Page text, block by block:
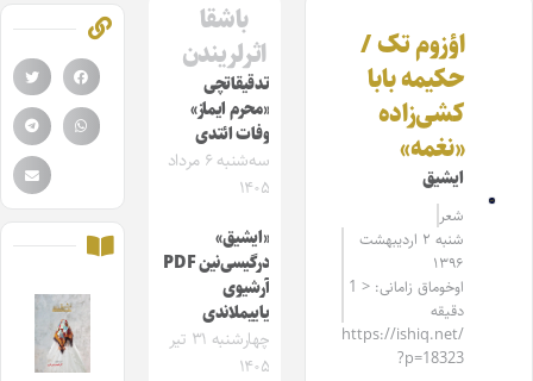
اؤزوم تک /
حکیمه بابا
کشی‌زاده
«نغمه»
ایشیق
شعر
شنبه ۲ اردیبهشت
۱۳۹۶
اوخوماق زامانی: < 1
دقیقه
https://ishiq.net/
?p=18323
باشقا
اثرلریندن
تدقیقاتچی
«محرم ایماز»
وفات ائتدی
سه‌شنبه ۶ مرداد
۱۴۰۵
«ایشیق»
درگیسی‌نین PDF
آرشیوی
یاییملاندی
چهارشنبه ۳۱ تیر
۱۴۰۵